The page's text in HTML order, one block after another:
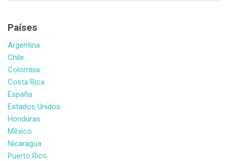
Países
Argentina
Chile
Colombia
Costa Rica
España
Estados Unidos
Honduras
México
Nicaragua
Puerto Rico